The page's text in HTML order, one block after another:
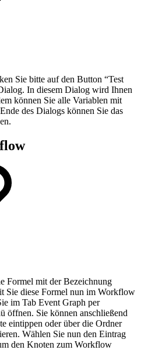
Sie bitte auf den Button “Test
In diesem Dialog wird Ihnen
können Sie alle Variablen mit
des Dialogs können Sie das
Formel mit der Bezeichnung
Sie diese Formel nun im Workflow
im Tab Event Graph per
öffnen. Sie können anschließend
eintippen oder über die Ordner
Wählen Sie nun den Eintrag
den Knoten zum Workflow